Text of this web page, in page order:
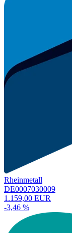
Rheinmetall
DE0007030009
1.159,00 EUR
-3,46 %